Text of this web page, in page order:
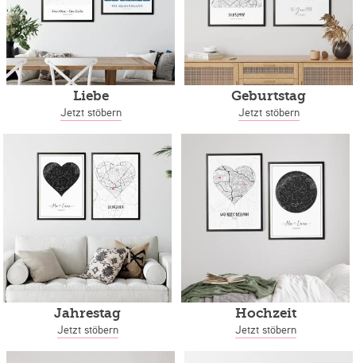
Liebe
Jetzt stöbern
Geburtstag
Jetzt stöbern
Jahrestag
Jetzt stöbern
Hochzeit
Jetzt stöbern